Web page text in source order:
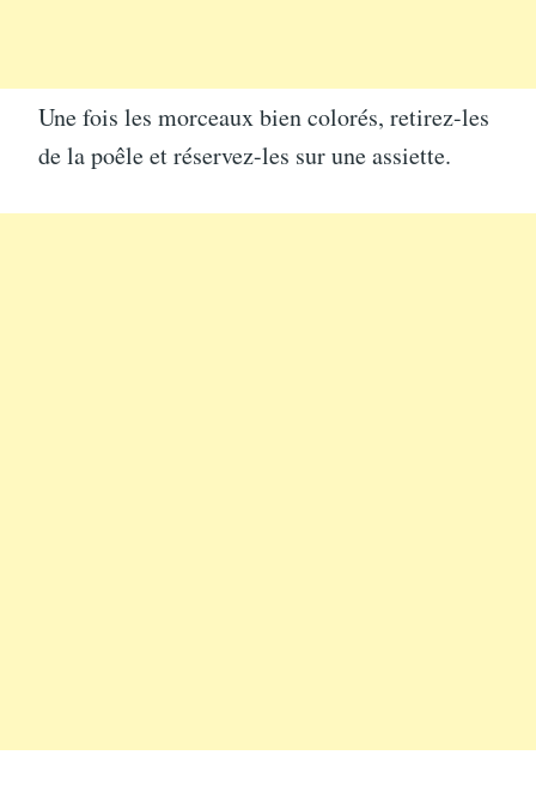
Une fois les morceaux bien colorés, retirez-les
de la poêle et réservez-les sur une assiette.